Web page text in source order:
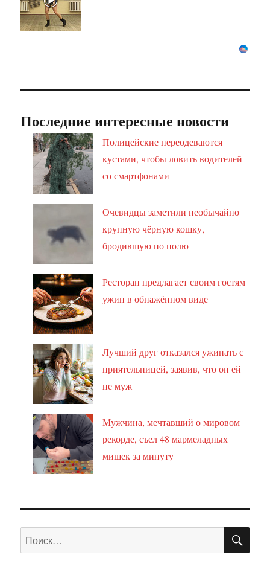
Последние интересные новости
Полицейские переодеваются
кустами, чтобы ловить водителей
со смартфонами
Очевидцы заметили необычайно
крупную чёрную кошку,
бродившую по полю
Ресторан предлагает своим гостям
ужин в обнажённом виде
Лучший друг отказался ужинать с
приятельницей, заявив, что он ей
не муж
Мужчина, мечтавший о мировом
рекорде, съел 48 мармеладных
мишек за минуту
Искать: